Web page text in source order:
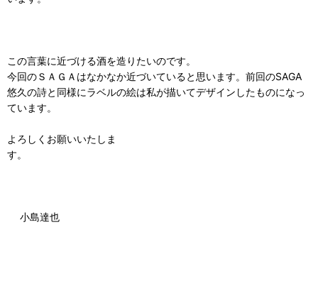
この言葉に近づける酒を造りたいのです。
今回のＳＡＧＡはなかなか近づいていると思います。前回のSAGA
悠久の詩と同様にラベルの絵は私が描いてデザインしたものになっ
ています。
よろしくお願いいたしま
す。
小島達也